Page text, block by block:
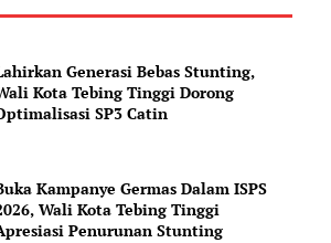
Generasi Bebas Stunting,
Kota Tebing Tinggi Dorong
SP3 Catin
Kampanye Germas Dalam ISPS
Wali Kota Tebing Tinggi
Penurunan Stunting